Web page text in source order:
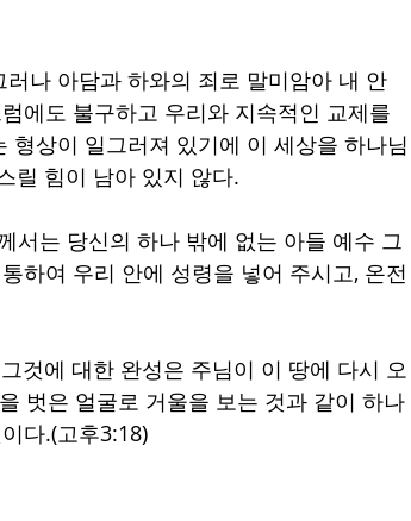
나 아담과 하와의 죄로 말미암아 내 안
에도 불구하고 우리와 지속적인 교제를
상이 일그러져 있기에 이 세상을 하나님
릴 힘이 남아 있지 않다.
서는 당신의 하나 밖에 없는 아들 예수 그
하여 우리 안에 성령을 넣어 주시고, 온전
것에 대한 완성은 주님이 이 땅에 다시 오
벗은 얼굴로 거울을 보는 것과 같이 하나
다.(고후3:18)